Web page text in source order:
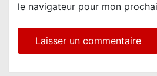
le navigateur pour mon